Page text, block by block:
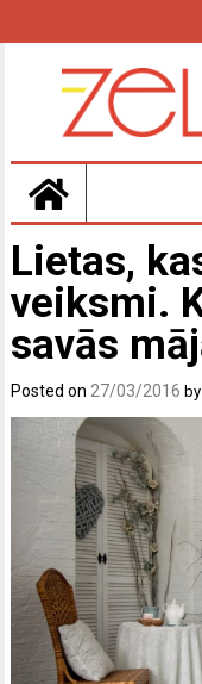
Lietas,
veiksmi.
savās
Posted on 27/03/2016